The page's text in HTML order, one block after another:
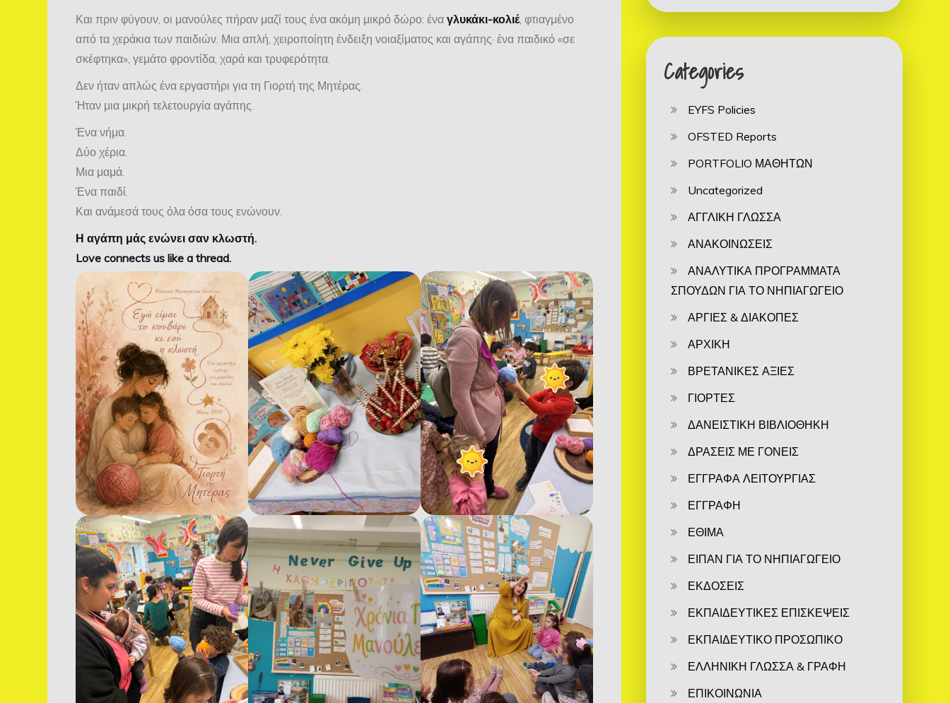
Και πριν φύγουν, οι μανούλες πήραν μαζί τους ένα ακόμη μικρό δώρο: έναγλυκάκι-κολιέ, φτιαγμένο
από τα χεράκια των παιδιών. Μια απλή, χειροποίητη ένδειξη νοιαξίματος και αγάπης· ένα παιδικό «σε
σκέφτηκα», γεμάτο φροντίδα, χαρά και τρυφερότητα.
Δεν ήταν απλώς ένα εργαστήρι για τη Γιορτή της Μητέρας.
Ήταν μια μικρή τελετουργία αγάπης.
Ένα νήμα.
Δύο χέρια.
Μια μαμά.
Ένα παιδί.
Και ανάμεσά τους όλα όσα τους ενώνουν.
Η αγάπη μάς ενώνει σαν κλωστή.
Love connects us like a thread.
Categories
EYFS Policies
OFSTED Reports
PORTFOLIO ΜΑΘΗΤΩΝ
Uncategorized
ΑΓΓΛΙΚΗ ΓΛΩΣΣΑ
ΑΝΑΚΟΙΝΩΣΕΙΣ
ΑΝΑΛΥΤΙΚΑ ΠΡΟΓΡΑΜΜΑΤΑ
ΣΠΟΥΔΩΝ ΓΙΑ ΤΟ ΝΗΠΙΑΓΩΓΕΙΟ
ΑΡΓΙΕΣ & ΔΙΑΚΟΠΕΣ
ΑΡΧΙΚΗ
ΒΡΕΤΑΝΙΚΕΣ ΑΞΙΕΣ
ΓΙΟΡΤΕΣ
ΔΑΝΕΙΣΤΙΚΗ ΒΙΒΛΙΟΘΗΚΗ
ΔΡΑΣΕΙΣ ΜΕ ΓΟΝΕΙΣ
ΕΓΓΡΑΦΑ ΛΕΙΤΟΥΡΓΙΑΣ
ΕΓΓΡΑΦΗ
ΕΘΙΜΑ
ΕΙΠΑΝ ΓΙΑ ΤΟ ΝΗΠΙΑΓΩΓΕΙΟ
ΕΚΔΟΣΕΙΣ
ΕΚΠΑΙΔΕΥΤΙΚΕΣ ΕΠΙΣΚΕΨΕΙΣ
ΕΚΠΑΙΔΕΥΤΙΚΟ ΠΡΟΣΩΠΙΚΟ
ΕΛΛΗΝΙΚΗ ΓΛΩΣΣΑ & ΓΡΑΦΗ
ΕΠΙΚΟΙΝΩΝΙΑ